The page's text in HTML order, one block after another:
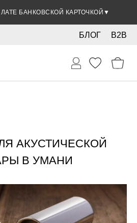
БАНКОВСКОЙ КАРТОЧКОЙ ▼
B2B
БЛОГ
АКУСТИЧЕСКОЙ
В УМАНИ